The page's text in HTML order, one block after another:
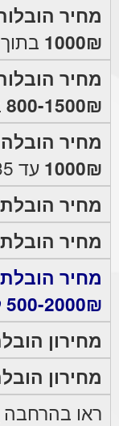
1000₪
800-1500₪
1000₪ עד 35 ק"מ מגני תקווה
מחיר הובלת
מחיר הובלת
מחיר
500-2000₪
מחירון הובלת
מחירון הובלת
ראו בהרחבה